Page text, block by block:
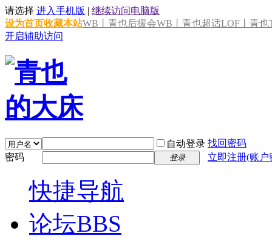
请选择 进入手机版 | 继续访问电脑版
设为首页收藏本站WB丨青也后援会WB丨青也超话LOF丨青也
开启辅助访问
自动登录 找回密码
密码
登录 立即注册(账
快捷导航
论坛BBS